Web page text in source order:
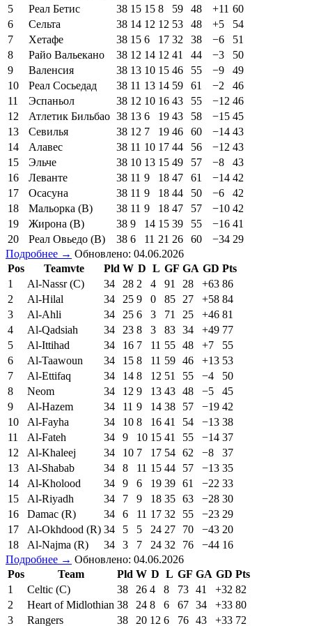
5
Реал Бетис 38 15 15 8 59 48 +11 60
6
Сельта 38 14 12 12 53 48 +5
54
7
Хетафе 38 15 6 17 32 38 −6
51
8
Райо Вальекано 38 12 14 12 41 44 −3
50
9
Валенсия 38 13 10 15 46 55 −9
49
10
Реал Сосьедад 38 11 13 14 59 61 −2
46
11
Эспаньол 38 12 10 16 43 55 −12 46
12
Атлетик Бильбао 38 13 6 19 43 58 −15 45
13
Севилья 38 12 7 19 46 60 −14 43
14
Алавес 38 11 10 17 44 56 −12 43
15
Эльче 38 10 13 15 49 57 −8
43
16
Леванте 38 11 9 18 47 61 −14 42
17
Осасуна 38 11 9 18 44 50 −6
42
18
Мальорка (В) 38 11 9 18 47 57 −10 42
19
Жирона (В) 38 9 14 15 39 55 −16 41
20
Реал Овьедо (В) 38 6 11 21 26 60 −34 29
Подробнее → Обновлено: 04.06.2026
Pos
Teamvte Pld W D L GF GA GD Pts
1
Al-Nassr (C) 34 28 2 4 91 28 +63 86
2
Al-Hilal 34 25 9 0 85 27 +58 84
3
Al-Ahli 34 25 6 3 71 25 +46 81
4
Al-Qadsiah 34 23 8 3 83 34 +49 77
5
Al-Ittihad 34 16 7 11 55 48 +7
55
6
Al-Taawoun 34 15 8 11 59 46 +13 53
7
Al-Ettifaq 34 14 8 12 51 55 −4
50
8
Neom 34 12 9 13 43 48 −5
45
9
Al-Hazem 34 11 9 14 38 57 −19 42
10
Al-Fayha 34 10 8 16 41 54 −13 38
11
Al-Fateh 34 9 10 15 41 55 −14 37
12
Al-Khaleej 34 10 7 17 54 62 −8
37
13
Al-Shabab 34 8 11 15 44 57 −13 35
14
Al-Kholood 34 9 6 19 39 61 −22 33
15
Al-Riyadh 34 7 9 18 35 63 −28 30
16
Damac (R) 34 6 11 17 32 55 −23 29
17
Al-Okhdood (R) 34 5 5 24 27 70 −43 20
18
Al-Najma (R) 34 3 7 24 32 76 −44 16
Подробнее → Обновлено: 04.06.2026
Pos
Team Pld W D L GF GA GD Pts
1
Celtic (C) 38 26 4 8 73 41 +32 82
2
Heart of Midlothian 38 24 8 6 67 34 +33 80
3
Rangers 38 20 12 6 76 43 +33 72